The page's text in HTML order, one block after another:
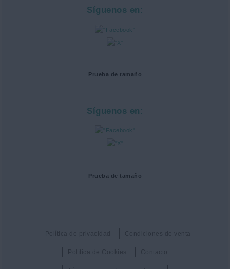
Síguenos en:
Prueba de tamaño
Síguenos en:
Prueba de tamaño
Política de privacidad Condiciones de venta
Política de Cookies Contacto